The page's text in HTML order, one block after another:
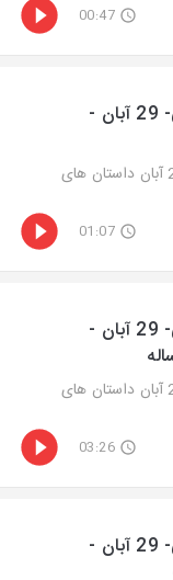
00:47
جشنواره- داستان صوتی- 29 آبان -
جشنواره- داستان صوتی- 29 آبان داستان های
01:07
جشنواره- داستان صوتی- 29 آبان -
جشنواره- داستان صوتی- 29 آبان داستان های
03:26
جشنواره- داستان صوتی- 29 آبان -